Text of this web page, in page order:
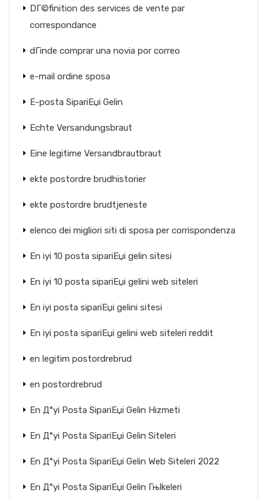
DГ©finition des services de vente par
correspondance
dГіnde comprar una novia por correo
e-mail ordine sposa
E-posta SipariЕџi Gelin
Echte Versandungsbraut
Eine legitime Versandbrautbraut
ekte postordre brudhistorier
ekte postordre brudtjeneste
elenco dei migliori siti di sposa per corrispondenza
En iyi 10 posta sipariЕџi gelin sitesi
En iyi 10 posta sipariЕџi gelini web siteleri
En iyi posta sipariЕџi gelini sitesi
En iyi posta sipariЕџi gelini web siteleri reddit
en legitim postordrebrud
en postordrebrud
En Д°yi Posta SipariЕџi Gelin Hizmeti
En Д°yi Posta SipariЕџi Gelin Siteleri
En Д°yi Posta SipariЕџi Gelin Web Siteleri 2022
En Д°yi Posta SipariЕџi Gelin Гњlkeleri